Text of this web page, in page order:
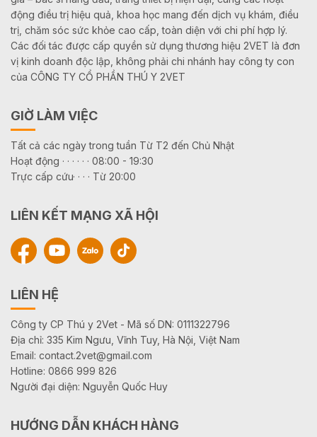
động điều trị hiệu quả, khoa học mang đến dịch vụ khám, điều
trị, chăm sóc sức khỏe cao cấp, toàn diện với chi phí hợp lý.
Các đối tác được cấp quyền sử dụng thương hiệu 2VET là đơn
vị kinh doanh độc lập, không phải chi nhánh hay công ty con
của CÔNG TY CỔ PHẦN THÚ Y 2VET
GIỜ LÀM VIỆC
Tất cả các ngày trong tuần Từ T2 đến Chủ Nhật
Hoạt động · · · · · · 08:00 - 19:30
Trực cấp cứu· · · · Từ 20:00
LIÊN KẾT MẠNG XÃ HỘI
LIÊN HỆ
Công ty CP Thú y 2Vet - Mã số DN: 0111322796
Địa chỉ: 335 Kim Ngưu, Vĩnh Tuy, Hà Nội, Việt Nam
Email: contact.2vet@gmail.com
Hotline: 0866 999 826
Người đại diện: Nguyễn Quốc Huy
HƯỚNG DẪN KHÁCH HÀNG